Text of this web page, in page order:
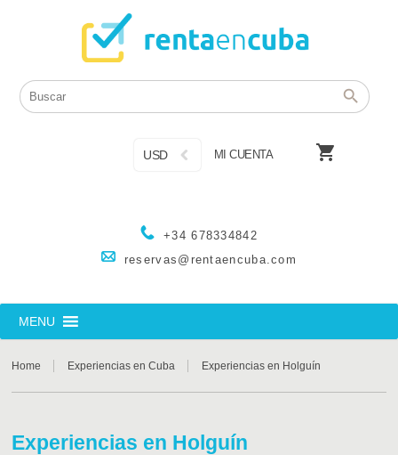
+34 678334842
reservas@rentaencuba.com
USD MI CUENTA 
MENU
Home Experiencias en Cuba Experiencias en Holguín
Experiencias en Holguín